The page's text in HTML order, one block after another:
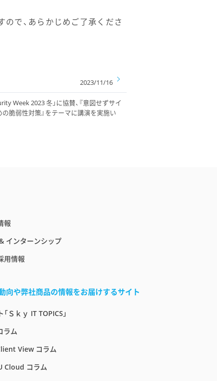
で、あらかじめご了承くださ
2023/11/16
Week 2023 冬」に協賛、『意図せずサイ
脆弱性対策』をテーマに講演を実施い
報
インターンシップ
用情報
向や弊社商品の情報をお届けするサイト
Ｓｋｙ IT TOPICS」
ラム
View コラム
Cloud コラム